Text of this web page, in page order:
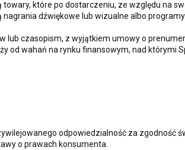
które po dostarczeniu, ze względu na
dźwiękowe lub wizualne albo
lub czasopism, z wyjątkiem umowy o
od wahań na rynku finansowym, nad
odpowiedzialność za
o prawach konsumenta.